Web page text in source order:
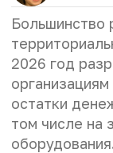
Большинство
2026 год
остатки
том числе на